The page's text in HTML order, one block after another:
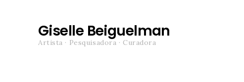
Giselle Beiguelman
Artista · Pesquisadora · Curadora